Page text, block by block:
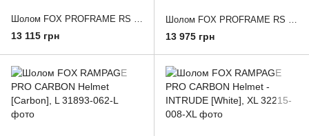
Шолом FOX PROFRAME RS Helmet - TAUNT [Cocoa], L
13 115 грн
Шолом FOX PROFRAME RS Helmet - AURA [Lime], L
13 975 грн